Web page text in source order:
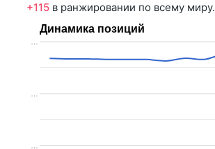
+115 в ранжировании по всему миру.
Динамика позиций
…
…